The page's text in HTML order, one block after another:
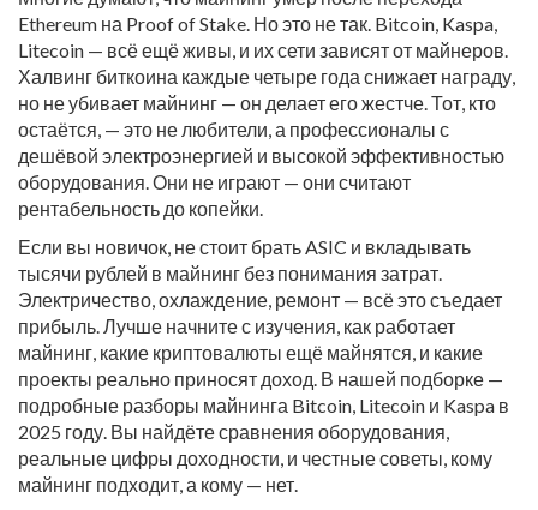
Ethereum на Proof of Stake. Но это не так. Bitcoin, Kaspa,
Litecoin — всё ещё живы, и их сети зависят от майнеров.
Халвинг биткоина каждые четыре года снижает награду,
но не убивает майнинг — он делает его жестче. Тот, кто
остаётся, — это не любители, а профессионалы с
дешёвой электроэнергией и высокой эффективностью
оборудования. Они не играют — они считают
рентабельность до копейки.
Если вы новичок, не стоит брать ASIC и вкладывать
тысячи рублей в майнинг без понимания затрат.
Электричество, охлаждение, ремонт — всё это съедает
прибыль. Лучше начните с изучения, как работает
майнинг, какие криптовалюты ещё майнятся, и какие
проекты реально приносят доход. В нашей подборке —
подробные разборы майнинга Bitcoin, Litecoin и Kaspa в
2025 году. Вы найдёте сравнения оборудования,
реальные цифры доходности, и честные советы, кому
майнинг подходит, а кому — нет.